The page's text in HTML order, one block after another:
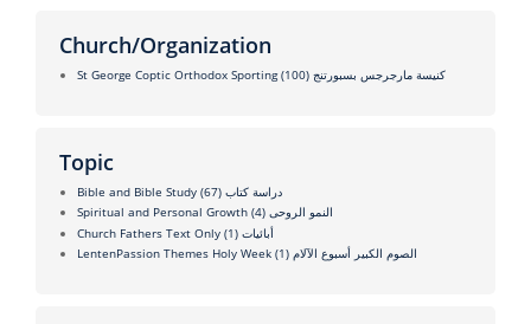
Church/Organization
St George Coptic Orthodox Sporting كنيسة مارجرجس بسبورتنج (100)
Topic
Bible and Bible Study دراسة كتاب (67)
Spiritual and Personal Growth النمو الروحى (4)
Church Fathers Text Only أبائيات (1)
LentenPassion Themes Holy Week الصوم الكبير أسبوع الآلام (1)